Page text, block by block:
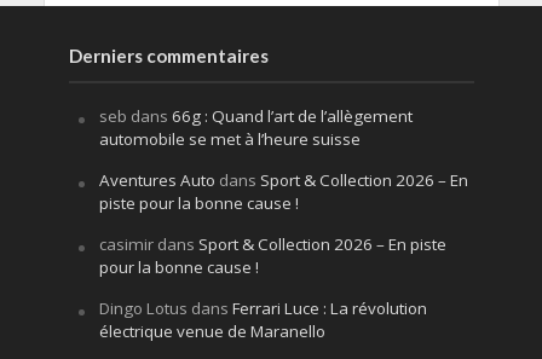
Derniers commentaires
seb dans 66g : Quand l’art de l’allègement
automobile se met à l’heure suisse
Aventures Auto dans Sport & Collection 2026 – En
piste pour la bonne cause !
casimirdans Sport & Collection 2026 – En piste
pour la bonne cause !
Dingo Lotus dans Ferrari Luce : La révolution
électrique venue de Maranello